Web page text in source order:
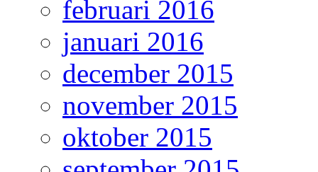
februari 2016
januari 2016
december 2015
november 2015
oktober 2015